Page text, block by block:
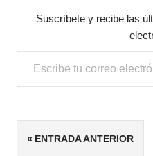
Suscríbete y recibe las
Escribe tu correo electrónico…
ETIQUETAS
FANTASÍA
Navegación
ENTRADA ANTERIOR